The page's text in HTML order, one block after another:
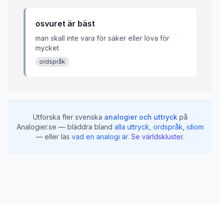
osvuret är bäst
man skall inte vara för säker eller lova för
mycket
ordspråk
Utforska fler svenska analogier och uttryck på
Analogier.se — bläddra bland alla uttryck ordspråk idiom
— eller läs vad en analogi är. Se världskluster.